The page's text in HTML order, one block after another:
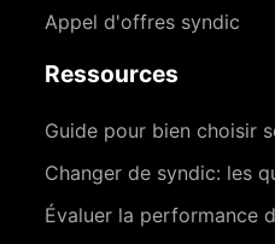
Appel d'offres syndic
Ressources
Guide pour bien choisir
Changer de syndic: les
Évaluer la performance